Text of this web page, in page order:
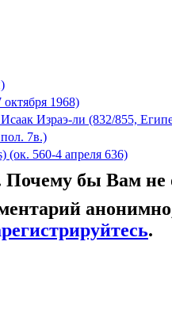
1968)
Израэ-ли (832/855,
7в.)
560-4 апреля 636)
бы Вам не
.